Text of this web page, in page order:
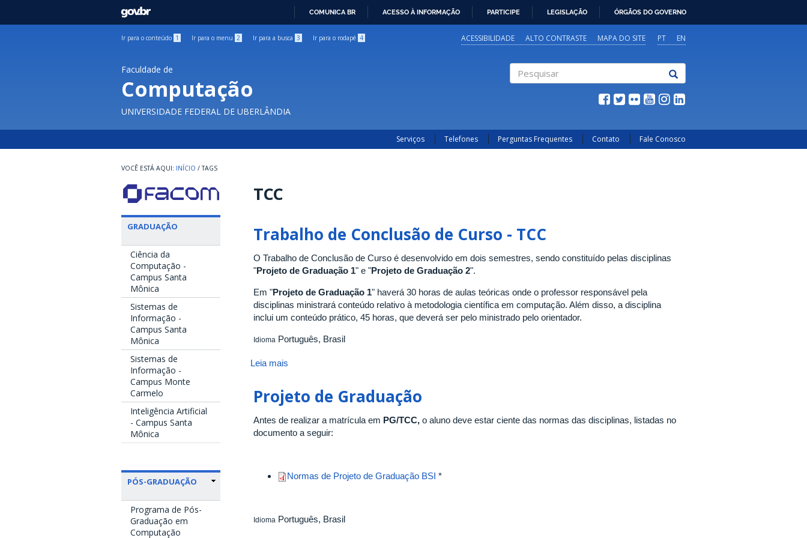
GOVBR
COMUNICA BR ACESSO À INFORMAÇÃO PARTICIPE LEGISLAÇÃO ÓRGÃOS DO GOVERNO
Ir para o conteúdo 1 Ir para o menu 2 Ir para a busca 3 Ir para o rodapé 4 PT EN
ACESSIBILIDADE ALTO CONTRASTE MAPA DO SITE
Faculdade de
Computação
UNIVERSIDADE FEDERAL DE UBERLÂNDIA
Serviços Telefones Perguntas Frequentes Contato Fale Conosco
INÍCIO / TAGS
GRADUAÇÃO
Ciência da
Computação -
Campus Santa
Mônica
Sistemas de
Informação -
Campus Santa
Mônica
Sistemas de
Informação -
Campus Monte
Carmelo
Inteligência Artificial
- Campus Santa
Mônica
PÓS-GRADUAÇÃO
Programa de Pós-
Graduação em
Computação
TCC
Trabalho de Conclusão de Curso - TCC
O Trabalho de Conclusão de Curso é desenvolvido em dois semestres, sendo constituído pelas disciplinas
"Projeto de Graduação 1" e "Projeto de Graduação 2".
Em "Projeto de Graduação 1" haverá 30 horas de aulas teóricas onde o professor responsável pela
disciplinas ministrará conteúdo relativo à metodologia científica em computação. Além disso, a disciplina
inclui um conteúdo prático, 45 horas, que deverá ser pelo ministrado pelo orientador.
Idioma Português, Brasil
Leia mais
Conclusão
Curso
-
Projeto de Graduação
Antes de realizar a matrícula em PG/TCC, o aluno deve estar ciente das normas das disciplinas, listadas no
documento a seguir:
Normas de Projeto de Graduação BSI *
Idioma Português, Brasil